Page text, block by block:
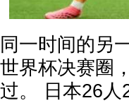
同一时间的另
世界杯决赛圈
过。 日本26人